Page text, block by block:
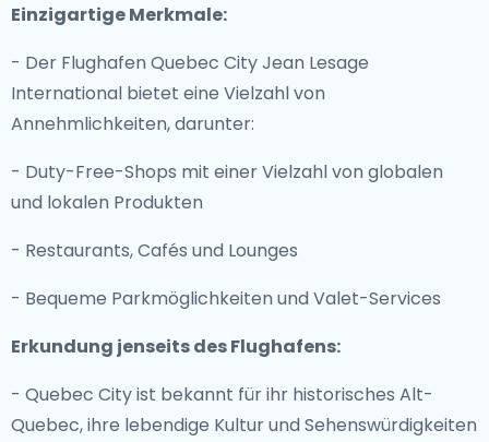
Einzigartige Merkmale:
- Der Flughafen Quebec City Jean Lesage
International bietet eine Vielzahl von
Annehmlichkeiten, darunter:
- Duty-Free-Shops mit einer Vielzahl von globalen
und lokalen Produkten
- Restaurants, Cafés und Lounges
- Bequeme Parkmöglichkeiten und Valet-Services
Erkundung jenseits des Flughafens:
- Quebec City ist bekannt für ihr historisches Alt-
Quebec, ihre lebendige Kultur und Sehenswürdigkeiten